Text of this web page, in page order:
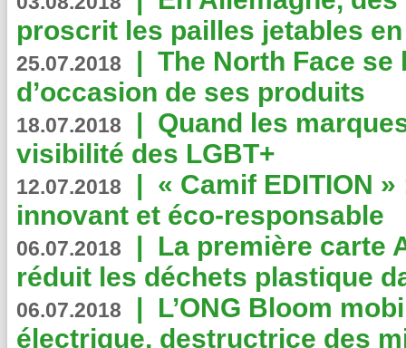
proscrit les pailles jetables
25.07.2018 | The North Face se
d’occasion de ses produits
18.07.2018 | Quand les
visibilité des LGBT+
12.07.2018 | « Camif EDITION
innovant et éco-responsable
06.07.2018 | La première carte
réduit les déchets plastique
06.07.2018 | L’ONG Bloom
électrique, destructrice des